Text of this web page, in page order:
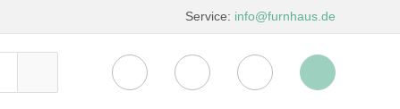
Service: info@furnhaus.de